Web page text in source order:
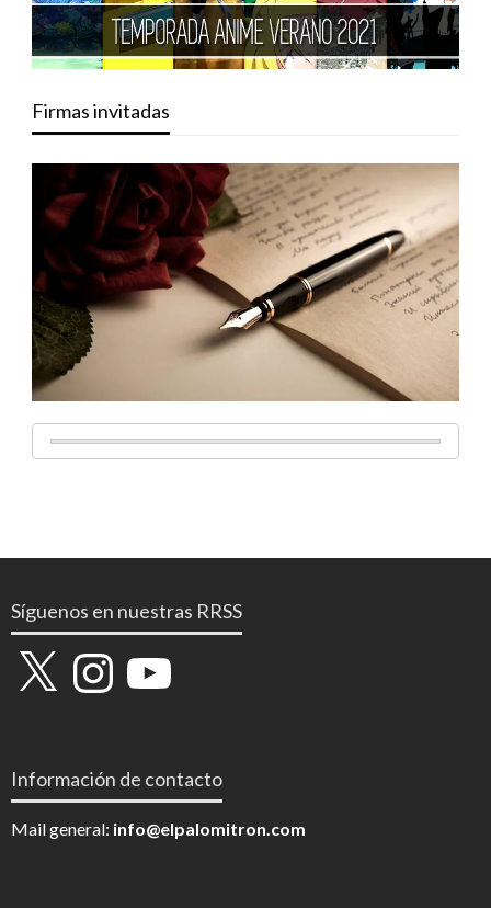
Firmas invitadas
Síguenos en nuestras RRSS
X InstagramYouTube
Información de contacto
Mail general: info@elpalomitron.com